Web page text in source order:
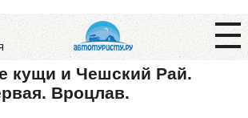
кущи и Чешский Рай.
Вроцлав.